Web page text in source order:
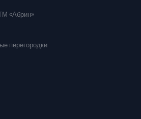
«Абрин»
перегородки